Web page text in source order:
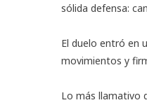
sólida defensa:
El duelo entró en
movimientos y
Lo más llamativo